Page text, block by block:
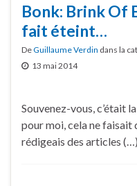
Bonk: Brink Of
fait éteint…
DeGuillaume Verdin dans la
13 mai 2014
Souvenez-vous, c’était
pour moi, cela ne faisait
rédigeais des articles (…)